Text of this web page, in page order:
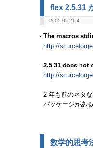
flex 2.5.31
2005-05-21-4
- The macros
http://
- 2.5.31 does not
http://
2 年も前のネタ
パッケージがあ
数学的思考